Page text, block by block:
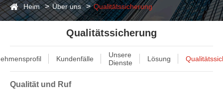
Heim Über uns Qualitätssicherung
Qualitätssicherung
Kundenfälle
Unsere
Dienste
Lösung
Qualität und Ruf